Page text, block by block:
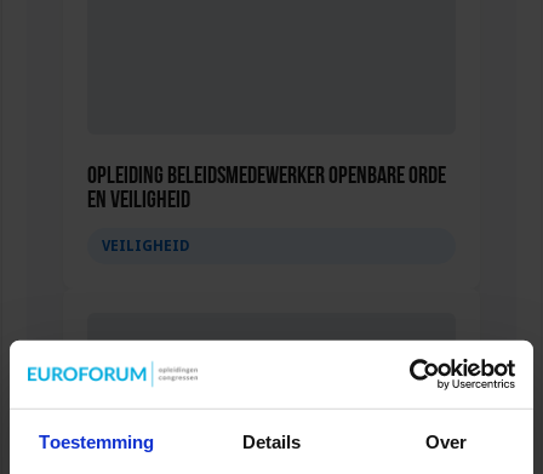
Toestemming Details Over
Opleiding Beleidsmedewerker Openbare Orde
en Veiligheid
VEILIGHEID